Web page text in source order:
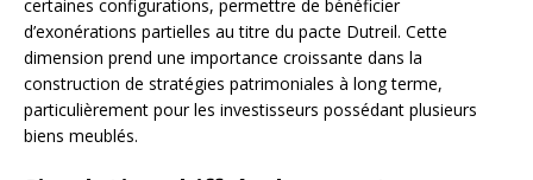
certaines configurations, permettre de bénéficier
d’exonérations partielles au titre du pacte Dutreil. Cette
dimension prend une importance croissante dans la
construction de stratégies patrimoniales à long terme,
particulièrement pour les investisseurs possédant plusieurs
biens meublés.